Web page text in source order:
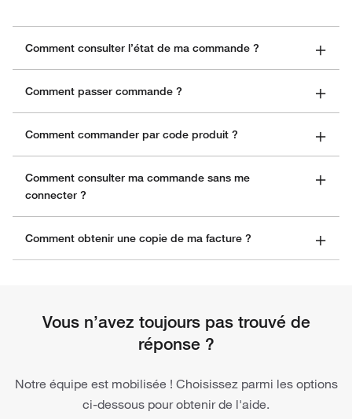
Comment consulter l’état de ma commande ?
Comment passer commande ?
Comment commander par code produit ?
Comment consulter ma commande sans me
connecter ?
Comment obtenir une copie de ma facture ?
Vous n’avez toujours pas trouvé de
réponse ?
Notre équipe est mobilisée ! Choisissez parmi les options
ci-dessous pour obtenir de l'aide.